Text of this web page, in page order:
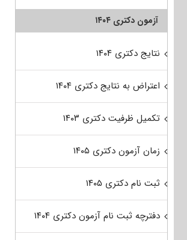
آزمون دکتری ۱۴۰۴
نتایج دکتری ۱۴۰۴
اعتراض به نتایج دکتری ۱۴۰۴
تکمیل ظرفیت دکتری ۱۴۰۳
زمان آزمون دکتری ۱۴۰۵
ثبت نام دکتری ۱۴۰۵
دفترچه ثبت نام آزمون دکتری ۱۴۰۴